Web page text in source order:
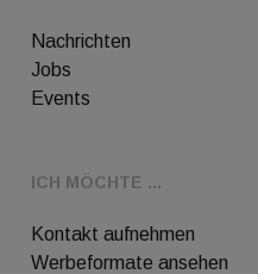
Nachrichten
Jobs
Events
ICH MÖCHTE ...
Kontakt aufnehmen
Werbeformate ansehen